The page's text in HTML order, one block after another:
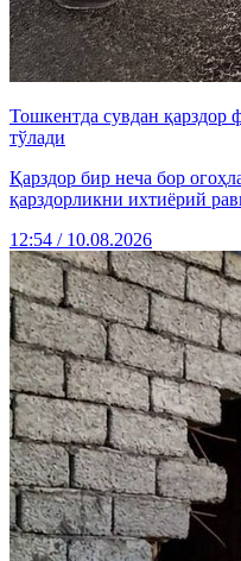
Тошкентда сувдан қарздор
тўлади
Қарздор бир неча бор
қарздорликни ихтиёрий
12:54 / 10.08.2026